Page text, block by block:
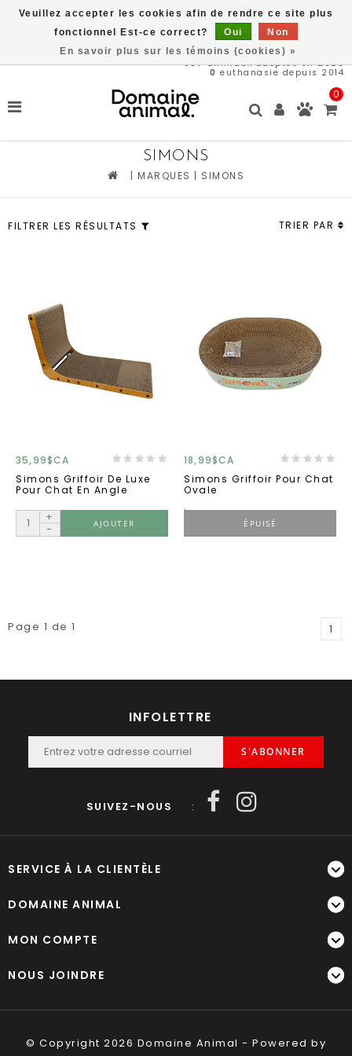
567animaux adoptés en 2026
0 euthanasie depuis 2014
0
SIMONS
|MARQUES | SIMONS
FILTRER LES RÉSULTATS TRIER PAR
35,99$CA
Simons Griffoir De Luxe
Pour Chat En Angle
+
-
AJOUTER
18,99$CA
Simons Griffoir Pour Chat
Ovale
ÉPUISÉ
Page 1 de 1 1
INFOLETTRE
S'ABONNER
SUIVEZ-NOUS :
SERVICE À LA CLIENTÈLE
DOMAINE ANIMAL
MON COMPTE
NOUS JOINDRE
© Copyright 2026 Domaine Animal - Powered by
Veuillez accepter les cookies afin de rendre ce site plus
fonctionnel Est-ce correct?
Oui
Non
En savoir plus sur les témoins (cookies) »
Livraison gratuite à partir de 89$*